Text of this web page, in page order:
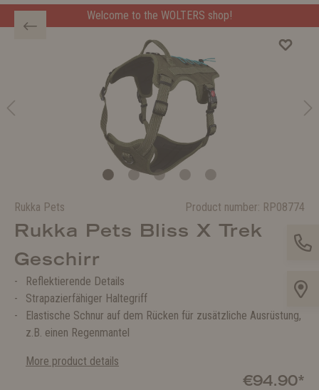
Welcome to the WOLTERS shop!
Rukka Pets Product number: RP08774
Rukka Pets Bliss X Trek
Geschirr
Reflektierende Details
Strapazierfähiger Haltegriff
Elastische Schnur auf dem Rücken für zusätzliche Ausrüstung,
z.B. einen Regenmantel
More product details
€94.90*